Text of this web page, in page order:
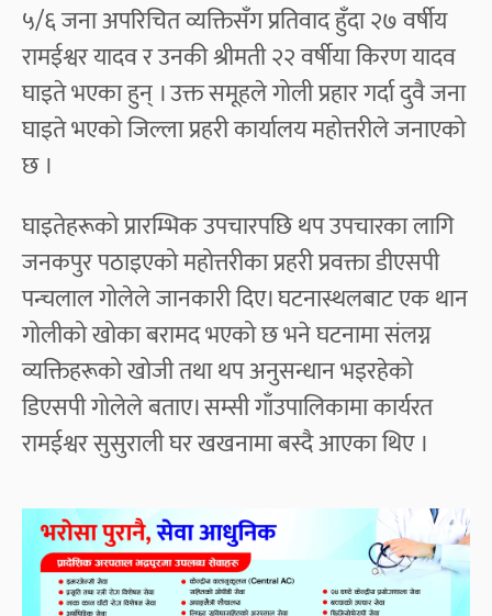
५/६ जना अपरिचित व्यक्तिसँग प्रतिवाद हुँदा २७ वर्षीय
रामईश्वर यादव र उनकी श्रीमती २२ वर्षीया किरण यादव
घाइते भएका हुन् । उक्त समूहले गोली प्रहार गर्दा दुवै जना
घाइते भएको जिल्ला प्रहरी कार्यालय महोत्तरीले जनाएको
छ ।
घाइतेहरूको प्रारम्भिक उपचारपछि थप उपचारका लागि
जनकपुर पठाइएको महोत्तरीका प्रहरी प्रवक्ता डीएसपी
पन्चलाल गोलेले जानकारी दिए। घटनास्थलबाट एक थान
गोलीको खोका बरामद भएको छ भने घटनामा संलग्न
व्यक्तिहरूको खोजी तथा थप अनुसन्धान भइरहेको
डिएसपी गोलेले बताए। सम्सी गाँउपालिकामा कार्यरत
रामईश्वर सुसुराली घर खखनामा बस्दै आएका थिए ।